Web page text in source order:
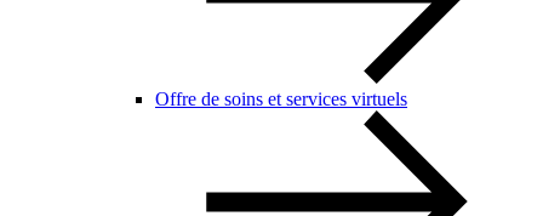
Offre de soins et services virtuels